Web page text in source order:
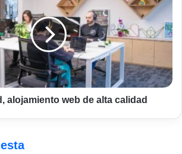
alojamiento web de alta calidad